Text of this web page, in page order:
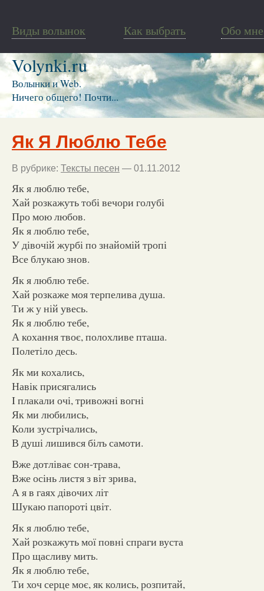
Виды волынок Как выбрать Обо мне
Volynki.ru
Волынки и Web.
Ничего общего! Почти...
Як Я Люблю Тебе
В рубрике: Тексты песен — 01.11.2012
Як я люблю тебе,
Хай розкажуть тобі вечори голубі
Про мою любов.
Як я люблю тебе,
У дівочій журбі по знайомій тропі
Все блукаю знов.
Як я люблю тебе.
Хай розкаже моя терпелива душа.
Ти ж у ній увесь.
Як я люблю тебе,
А кохання твоє, полохливе пташа.
Полетіло десь.
Як ми кохались,
Навік присягались
I плакали очі, тривожні вогні
Як ми любились,
Коли зустрічались,
В душі лишився білъ самоти.
Вже дотліває сон-трава,
Вже осінь листя з віт зрива,
А я в гаях дівочих літ
Шукаю папороті цвіт.
Як я люблю тебе,
Хай розкажуть мої повні спраги вуста
Про щасливу мить.
Як я люблю тебе,
Ти хоч серце моє, як колись, розпитай,